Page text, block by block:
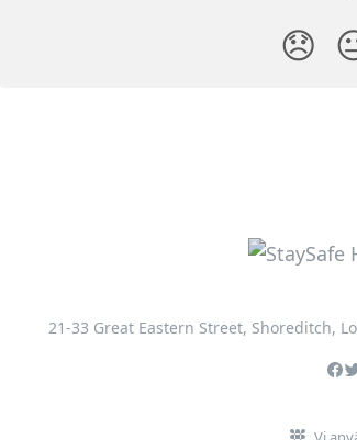
😞
21-33 Great Eastern Street, Shoreditch,